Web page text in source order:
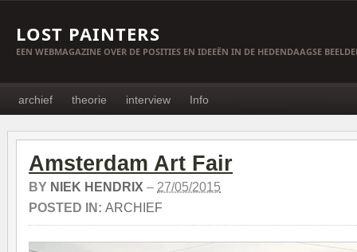
LOST PAINTERS
EEN WEBMAGAZINE OVER DE POSITIES EN IDEEËN IN DE HEDENDAAGSE
archief theorie interview Info
Amsterdam Art Fair
BY NIEK HENDRIX – 27/05/2015
POSTED IN: ARCHIEF